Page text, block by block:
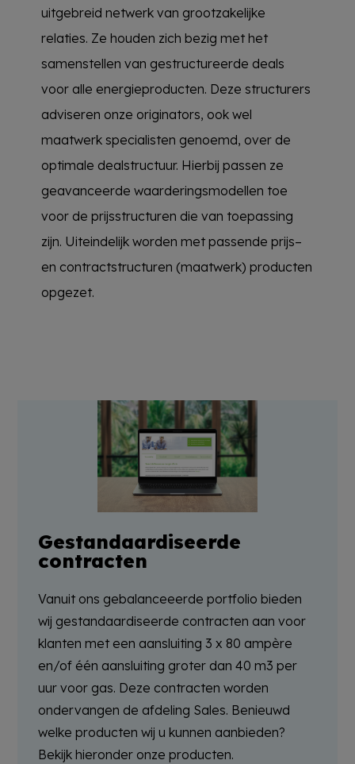
uitgebreid netwerk van grootzakelijke
relaties. Ze houden zich bezig met het
samenstellen van gestructureerde deals
voor alle energieproducten. Deze structurers
adviseren onze originators, ook wel
maatwerk specialisten genoemd, over de
optimale dealstructuur. Hierbij passen ze
geavanceerde waarderingsmodellen toe
voor de prijsstructuren die van toepassing
zijn. Uiteindelijk worden met passende prijs–
en contractstructuren (maatwerk) producten
opgezet.
Gestandaardiseerde
contracten
Vanuit ons gebalanceeerde portfolio bieden
wij gestandaardiseerde contracten aan voor
klanten met een aansluiting 3 x 80 ampère
en/of één aansluiting groter dan 40 m3 per
uur voor gas. Deze contracten worden
ondervangen de afdeling Sales. Benieuwd
welke producten wij u kunnen aanbieden?
Bekijk hieronder onze producten.